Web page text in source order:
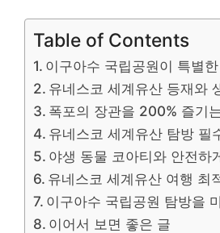
Table of Contents
이구아수 국립공원이 특별
유네스코 세계유산 등재와
폭포의 장관을 200% 즐기
유네스코 세계유산 탐방 필
야생 동물 코아티와 안전하
유네스코 세계유산 여행 최
이구아수 국립공원 탐방을
이어서 보면 좋은 글